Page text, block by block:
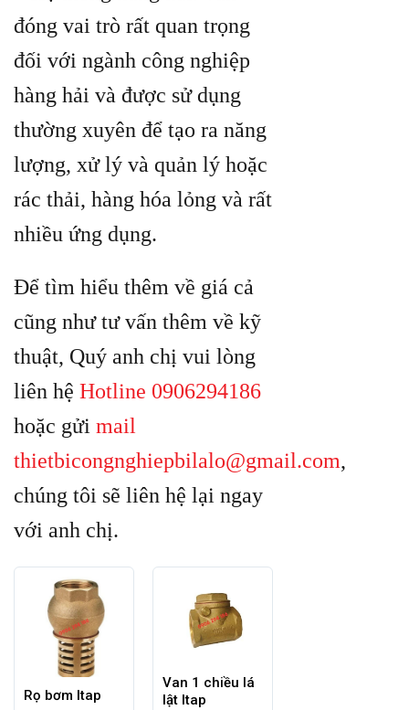
đóng vai trò rất quan trọng
đối với ngành công nghiệp
hàng hải và được sử dụng
thường xuyên để tạo ra năng
lượng, xử lý và quản lý hoặc
rác thải, hàng hóa lỏng và rất
nhiều ứng dụng.
Để tìm hiểu thêm về giá cả
cũng như tư vấn thêm về kỹ
thuật, Quý anh chị vui lòng
liên hệ Hotline 0906294186
hoặc gửi mail
thietbicongnghiepbilalo@gmail.com,
chúng tôi sẽ liên hệ lại ngay
với anh chị.
Rọ bơm Itap
Van 1 chiều lá
lật Itap